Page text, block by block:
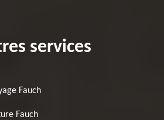
services
Fauch
Fauch